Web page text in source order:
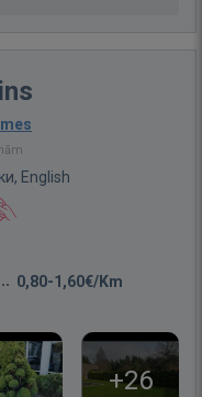
English
0,80-1,60€/Km
+26